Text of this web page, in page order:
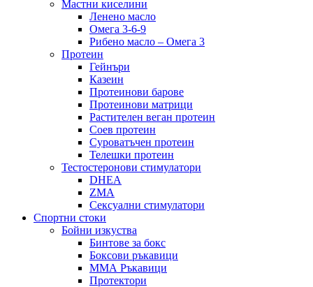
Мастни киселини
Ленено масло
Омега 3-6-9
Рибено масло – Омега 3
Протеин
Гейнъри
Казеин
Протеинови барове
Протеинови матрици
Растителен веган протеин
Соев протеин
Суроватъчен протеин
Телешки протеин
Тестостеронови стимулатори
DHEA
ZMA
Сексуални стимулатори
Спортни стоки
Бойни изкуства
Бинтове за бокс
Боксови ръкавици
ММА Ръкавици
Протектори